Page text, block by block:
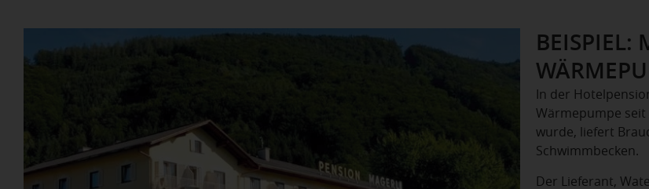
BEISPIEL:
In der
Wärmepumpe seit
wurde, liefert
Schwimmbecken.
Der Lieferant,